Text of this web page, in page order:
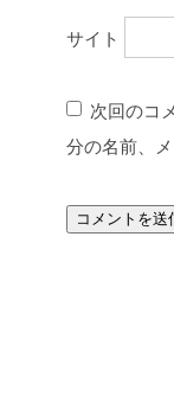
サイト
次回のコ
分の名前、